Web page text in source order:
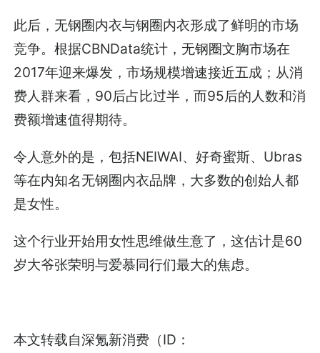
此后，无钢圈内衣与钢圈内衣形成了鲜明的市场
竞争。根据CBNData统计，无钢圈文胸市场在
2017年迎来爆发，市场规模增速接近五成；从消
费人群来看，90后占比过半，而95后的人数和消
费额增速值得期待。
令人意外的是，包括NEIWAI、好奇蜜斯、Ubras
等在内知名无钢圈内衣品牌，大多数的创始人都
是女性。
这个行业开始用女性思维做生意了，这估计是60
岁大爷张荣明与爱慕同行们最大的焦虑。
本文转载自深氪新消费（ID：